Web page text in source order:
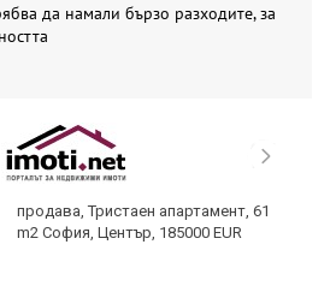
да намали бързо разходите, за
продава, Тристаен апартамент, 61
m2 София, Център, 185000 EUR